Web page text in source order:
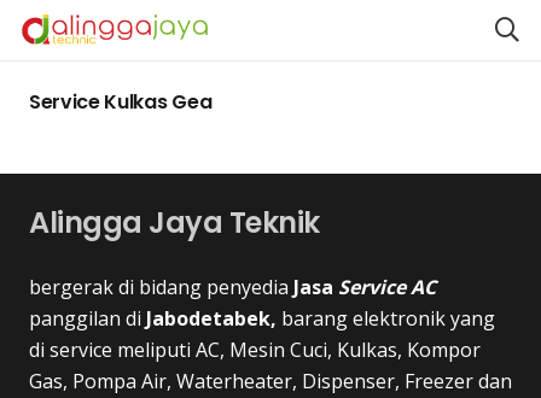
Service Kulkas Gea
Alingga Jaya Teknik
bergerak di bidang penyedia Jasa Service AC
panggilan di Jabodetabek, barang elektronik yang
di service meliputi AC, Mesin Cuci, Kulkas, Kompor
Gas, Pompa Air, Waterheater, Dispenser, Freezer dan